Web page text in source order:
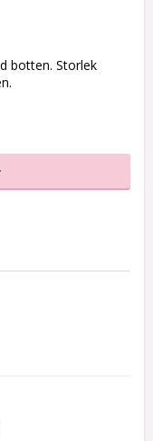
botten. Storlek